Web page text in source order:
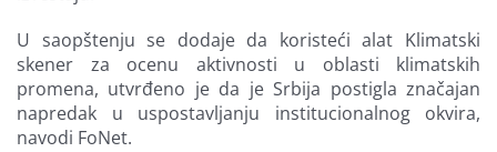
U saopštenju se dodaje da koristeći alat Klimatski
skener za ocenu aktivnosti u oblasti klimatskih
promena, utvrđeno je da je Srbija postigla značajan
napredak u uspostavljanju institucionalnog okvira,
navodi FoNet.